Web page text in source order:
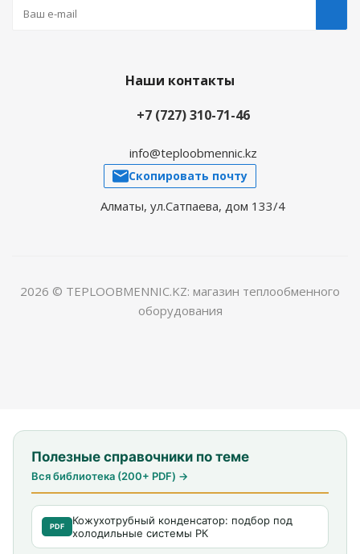
Наши контакты
+7 (727) 310-71-46
info@teploobmennic.kz
Скопировать почту
Алматы, ул.Сатпаева, дом 133/4
2026 © TEPLOOBMENNIC.KZ: магазин теплообменного
оборудования
Полезные справочники по теме
Вся библиотека (200+ PDF) →
PDF
Кожухотрубный конденсатор: подбор под
холодильные системы РК